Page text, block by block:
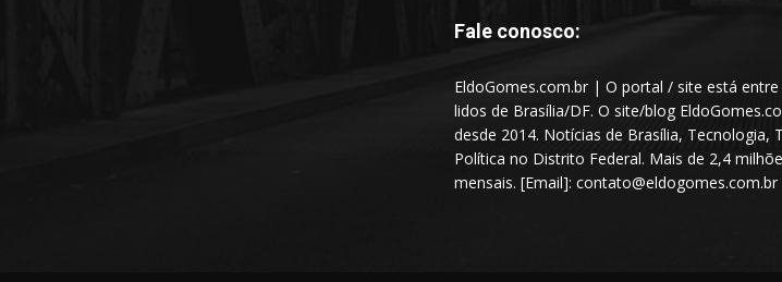
Fale conosco:
EldoGomes.com.br | O portal / site está
lidos de Brasília/DF. O site/blog
desde 2014. Notícias de Brasília, Tecnologia,
Política no Distrito Federal. Mais de 2,4
mensais. [Email]: contato@eldogomes.com.br